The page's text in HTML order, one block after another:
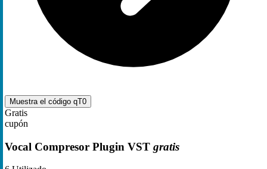
Muestra el código qT0
Gratis
cupón
Vocal Compresor Plugin VST gratis